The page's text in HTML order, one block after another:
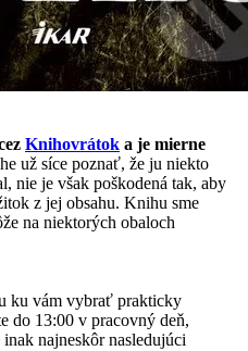
Knihovrátok a je mierne
už síce poznať, že ju niekto
nie je však poškodená tak, aby
z jej obsahu. Knihu sme
na niektorých obaloch
ku vám vybrať prakticky
do 13:00 v pracovný deň,
najneskôr nasledujúci